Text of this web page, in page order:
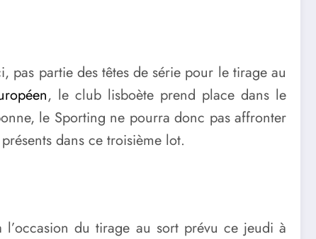
pas partie des têtes de série pour le tirage au
, le club lisboète prend place dans le
le Sporting ne pourra donc pas affronter
dans ce troisième lot.
du tirage au sort prévu ce jeudi à